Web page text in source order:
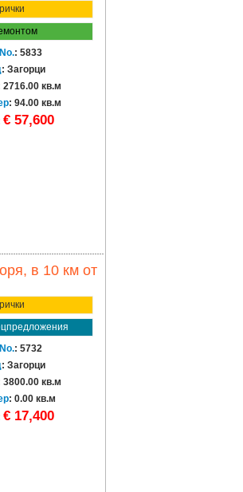
: 5833
: Загорци
2716.00 кв.м
: 94.00 кв.м
€ 57,600
в 10 км от
: 5732
: Загорци
3800.00 кв.м
: 0.00 кв.м
€ 17,400